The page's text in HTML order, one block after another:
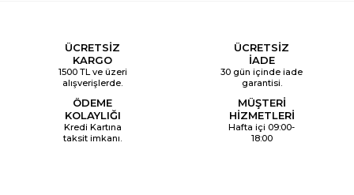
ÜCRETSİZ
KARGO
1500 TL ve üzeri
alışverişlerde.
ÜCRETSİZ
İADE
30 gün içinde iade
garantisi.
ÖDEME
KOLAYLIĞI
Kredi Kartına
taksit imkanı.
MÜŞTERİ
HİZMETLERİ
Hafta içi 09:00-
18:00